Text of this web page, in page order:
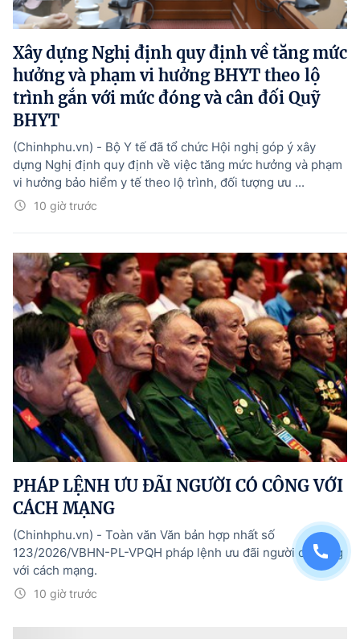
Xây dựng Nghị định quy định về tăng mức
hưởng và phạm vi hưởng BHYT theo lộ
trình gắn với mức đóng và cân đối Quỹ
BHYT
10 giờ trước
(Chinhphu.vn) - Bộ Y tế đã tổ chức Hội nghị góp ý xây
dựng Nghị định quy định về việc tăng mức hưởng và phạm
vi hưởng bảo hiểm y tế theo lộ trình, đối tượng ưu ...
PHÁP LỆNH ƯU ĐÃI NGƯỜI CÓ CÔNG VỚI
CÁCH MẠNG
10 giờ trước
(Chinhphu.vn) - Toàn văn Văn bản hợp nhất số
123/2026/VBHN-PL-VPQH pháp lệnh ưu đãi người có công
với cách mạng.